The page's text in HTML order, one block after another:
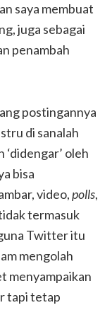
saya membuat
juga sebagai
penambah
postingannya
di sanalah
‘didengar’ oleh
bisa
video,polls,
termasuk
Twitter itu
mengolah
menyampaikan
tapi tetap